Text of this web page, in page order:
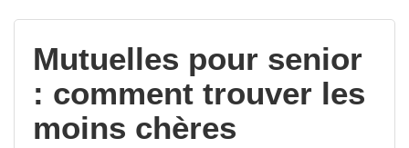
votes
Mutuelles pour senior
: comment trouver les
moins chères